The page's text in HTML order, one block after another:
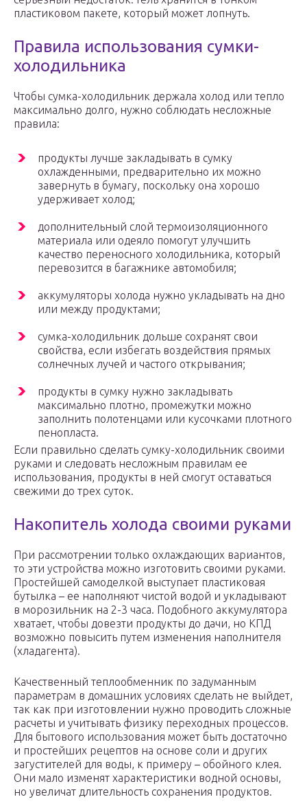
пластиковом пакете, который может лопнуть.
Правила использования сумки-
холодильника
Чтобы сумка-холодильник держала холод или тепло
максимально долго, нужно соблюдать несложные
правила:
продукты лучше закладывать в сумку
охлажденными, предварительно их можно
завернуть в бумагу, поскольку она хорошо
удерживает холод;
дополнительный слой термоизоляционного
материала или одеяло помогут улучшить
качество переносного холодильника, который
перевозится в багажнике автомобиля;
аккумуляторы холода нужно укладывать на дно
или между продуктами;
сумка-холодильник дольше сохранят свои
свойства, если избегать воздействия прямых
солнечных лучей и частого открывания;
продукты в сумку нужно закладывать
максимально плотно, промежутки можно
заполнить полотенцами или кусочками плотного
пенопласта.
Если правильно сделать сумку-холодильник своими
руками и следовать несложным правилам ее
использования, продукты в ней смогут оставаться
свежими до трех суток.
Накопитель холода своими руками
При рассмотрении только охлаждающих вариантов,
то эти устройства можно изготовить своими руками.
Простейшей самоделкой выступает пластиковая
бутылка – ее наполняют чистой водой и укладывают
в морозильник на 2-3 часа. Подобного аккумулятора
хватает, чтобы довезти продукты до дачи, но КПД
возможно повысить путем изменения наполнителя
(хладагента).
Качественный теплообменник по задуманным
параметрам в домашних условиях сделать не выйдет,
так как при изготовлении нужно проводить сложные
расчеты и учитывать физику переходных процессов.
Для бытового использования может быть достаточно
и простейших рецептов на основе соли и других
загустителей для воды, к примеру – обойного клея.
Они мало изменят характеристики водной основы,
но увеличат длительность сохранения продуктов.